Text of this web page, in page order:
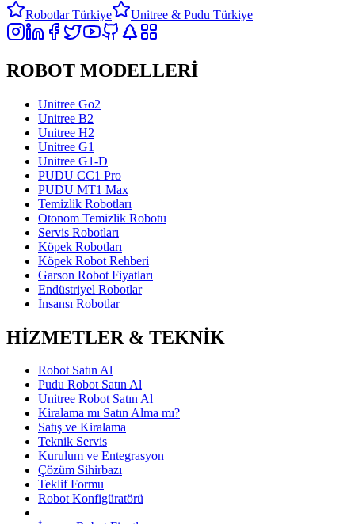
Robotlar Türkiye
Unitree & Pudu Türkiye
ROBOT MODELLERİ
Unitree Go2
Unitree B2
Unitree H2
Unitree G1
Unitree G1-D
PUDU CC1 Pro
PUDU MT1 Max
Temizlik Robotları
Otonom Temizlik Robotu
Servis Robotları
Köpek Robotları
Köpek Robot Rehberi
Garson Robot Fiyatları
Endüstriyel Robotlar
İnsansı Robotlar
HİZMETLER & TEKNİK
Robot Satın Al
Pudu Robot Satın Al
Unitree Robot Satın Al
Kiralama mı Satın Alma mı?
Satış ve Kiralama
Teknik Servis
Kurulum ve Entegrasyon
Çözüm Sihirbazı
Teklif Formu
Robot Konfigüratörü